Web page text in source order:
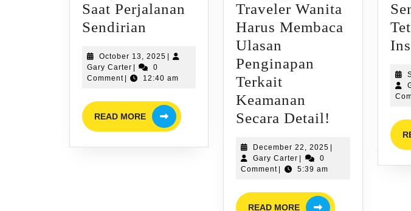
Saat Perjalanan
Sendirian
Gadget
Aman
Saat
Perjalanan
Sendirian
October 13, 2025 October
2025
Gary Carter Gary
Carter
0
Comment
12:40 am
READ MORE
READ
MORE
Traveler Wanita
Harus Membaca
Ulasan
Penginapan
Terkait
Keamanan
Secara Detail! Keamanan
Mengapa
December 22, 2025 December
Gary Carter Gary
Carter
0
Comment
5:39 am
READ MORE
READ